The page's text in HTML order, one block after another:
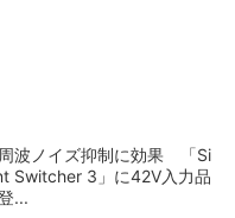
波ノイズ抑制に効果 「Si
Switcher 3」に42V入力品
...